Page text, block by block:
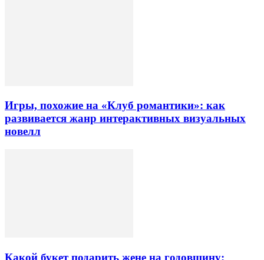
Игры, похожие на «Клуб романтики»: как
развивается жанр интерактивных визуальных
новелл
Какой букет подарить жене на годовщину: